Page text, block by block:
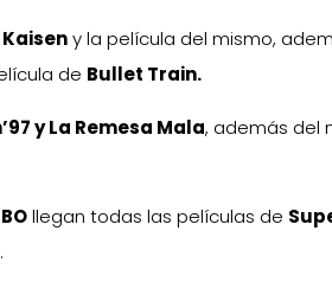
y la película del mismo,
de Bullet Train.
y La Remesa Mala, además del
llegan todas las películas de